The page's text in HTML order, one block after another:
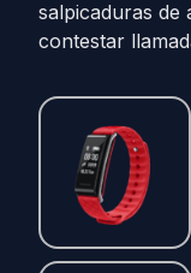
salpicaduras de
contestar